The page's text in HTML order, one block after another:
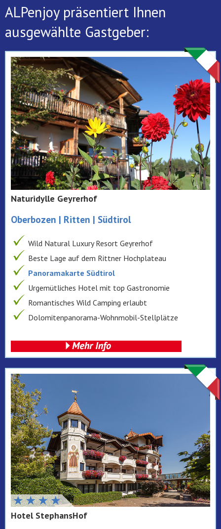
ALPenjoy präsentiert Ihnen
ausgewählte Gastgeber:
Naturidylle Geyrerhof
Oberbozen | Ritten | Südtirol
Wild Natural Luxury Resort Geyrerhof
Beste Lage auf dem Rittner Hochplateau
Panoramakarte Südtirol
Urgemütliches Hotel mit top Gastronomie
Romantisches Wild Camping erlaubt
Dolomitenpanorama-Wohnmobil-Stellplätze
Hotel StephansHof